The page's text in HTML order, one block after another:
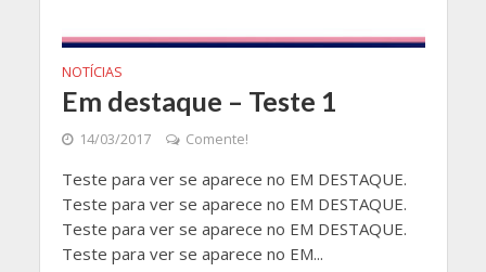
NOTÍCIAS
Em destaque – Teste 1
14/03/2017 Comente!
Teste para ver se aparece no EM DESTAQUE.
Teste para ver se aparece no EM DESTAQUE.
Teste para ver se aparece no EM DESTAQUE.
Teste para ver se aparece no EM...